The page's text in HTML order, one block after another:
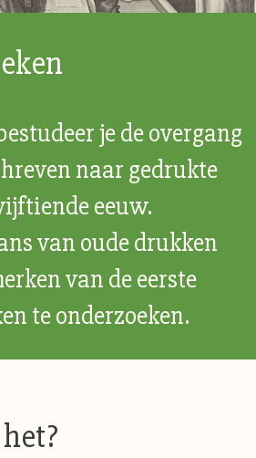
je de overgang
naar gedrukte
eeuw.
van oude drukken
van de eerste
te onderzoeken.